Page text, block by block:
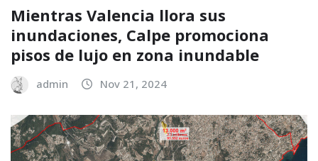
Mientras Valencia llora sus
inundaciones, Calpe promociona
pisos de lujo en zona inundable
admin Nov 21, 2024